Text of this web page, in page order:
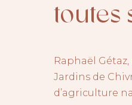
toutes
Raphaël
Jardins de
d’agriculture